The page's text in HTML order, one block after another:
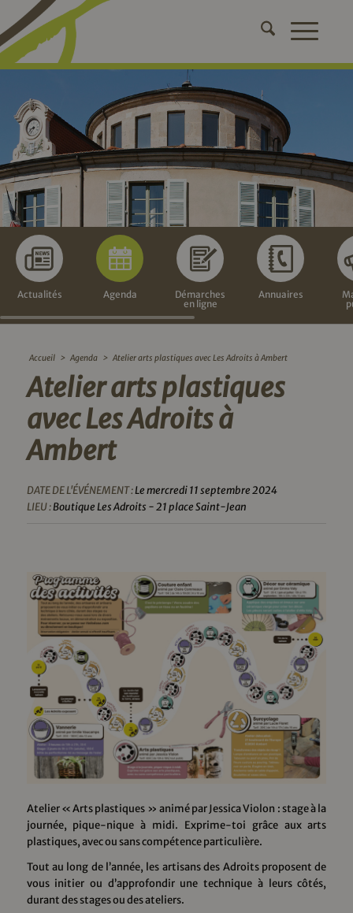
Actualités Agenda
Démarches
en ligne
Annuaires
Accueil > Agenda > Atelier arts plastiques avec Les Adroits à Ambert
Atelier arts plastiques
avec Les Adroits à
Ambert
DATE DE L'ÉVÉNEMENT :Le mercredi 11 septembre 2024
LIEU :Boutique Les Adroits - 21 place Saint-Jean
Atelier « Arts plastiques » animé par Jessica Violon : stage à la
journée, pique-nique à midi. Exprime-toi grâce aux arts
plastiques, avec ou sans compétence particulière.
Tout au long de l’année, les artisans des Adroits proposent de
vous initier ou d’approfondir une technique à leurs côtés,
durant des stages ou des ateliers.